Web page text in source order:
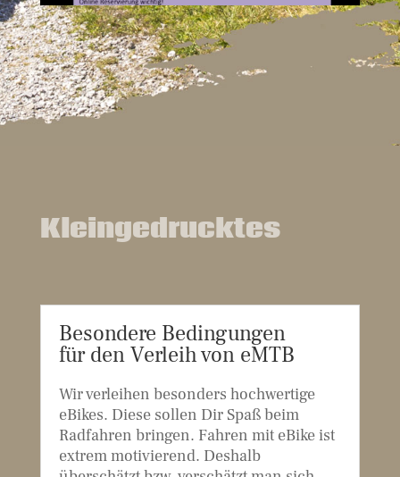
Kleingedrucktes
Besondere Bedingungen
für den Verleih von eMTB
Wir verleihen besonders hochwertige
eBikes. Diese sollen Dir Spaß beim
Radfahren bringen. Fahren mit eBike ist
extrem motivierend. Deshalb